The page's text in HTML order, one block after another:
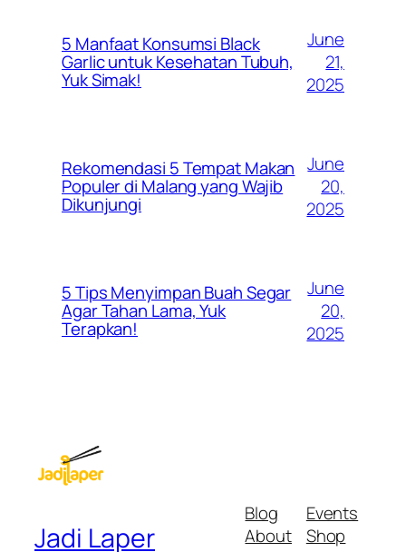
5 Manfaat Konsumsi Black
Garlic untuk Kesehatan Tubuh,
Yuk Simak!
June
21,
2025
Rekomendasi 5 Tempat Makan
Populer di Malang yang Wajib
Dikunjungi
June
20,
2025
5 Tips Menyimpan Buah Segar
Agar Tahan Lama, Yuk
Terapkan!
June
20,
2025
Jadi Laper
Blog
About
Events
Shop